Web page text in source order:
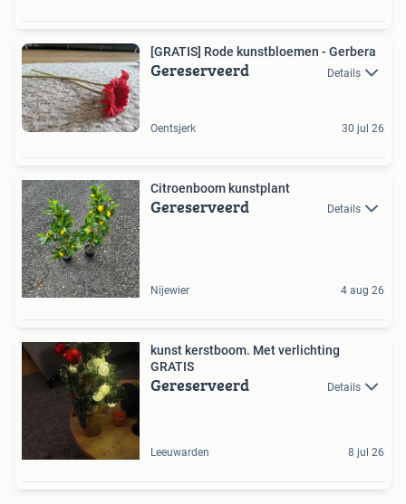
[GRATIS] Rode kunstbloemen - Gerbera
Gereserveerd Details
Oentsjerk 30 jul 26
Citroenboom kunstplant
Gereserveerd Details
Nijewier 4 aug 26
kunst kerstboom. Met verlichting
GRATIS
Gereserveerd Details
Leeuwarden 8 jul 26